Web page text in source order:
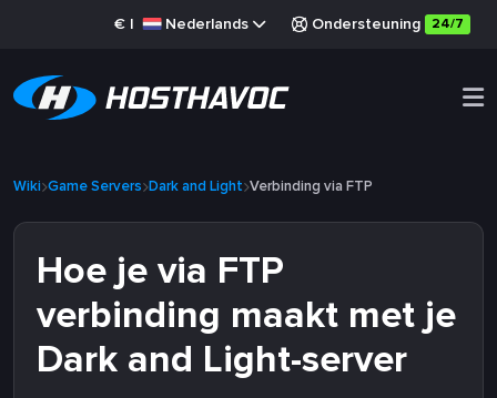
€ | Nederlands Ondersteuning 24/7
Wiki Game Servers Dark and Light Verbinding via FTP
Hoe je via FTP
verbinding maakt met je
Dark and Light-server